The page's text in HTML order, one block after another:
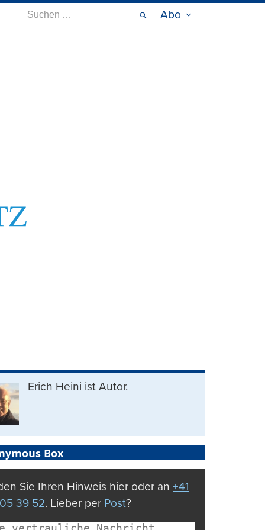
Suche
nach:
Abo
Erich Heini ist Autor.
Box
Sie Ihren Hinweis hier oder an +41
39 52. Lieber per Post?